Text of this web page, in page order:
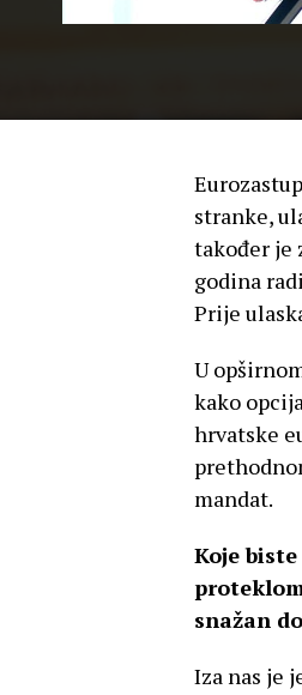
stranke,
također je
godina
Prije
U
kako
hrvatske
mandat.
Koje
snažan
Iza nas je